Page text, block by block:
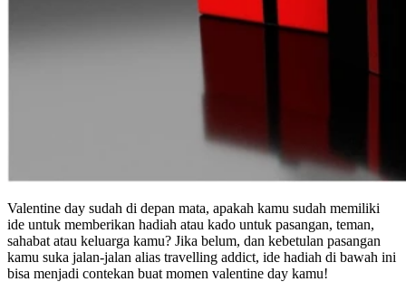
Valentine day sudah di depan mata, apakah kamu sudah memiliki
ide untuk memberikan hadiah atau kado untuk pasangan, teman,
sahabat atau keluarga kamu? Jika belum, dan kebetulan pasangan
kamu suka jalan-jalan alias travelling addict, ide hadiah di bawah ini
bisa menjadi contekan buat momen valentine day kamu!